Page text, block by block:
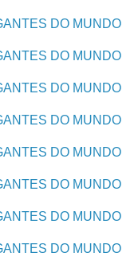
DO MUNDO
DO MUNDO
DO MUNDO
DO MUNDO
DO MUNDO
DO MUNDO
DO MUNDO
DO MUNDO